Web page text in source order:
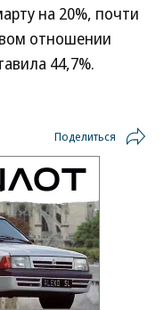
на 20%, почти
отношении
44,7%.
Поделиться